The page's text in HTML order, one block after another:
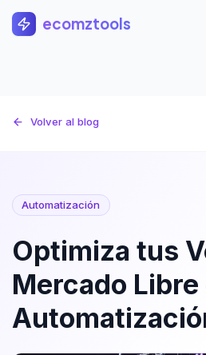
Saltar al contenido principal
ecomztools
Volver al blog
Automatización
Optimiza tus
Mercado Libre